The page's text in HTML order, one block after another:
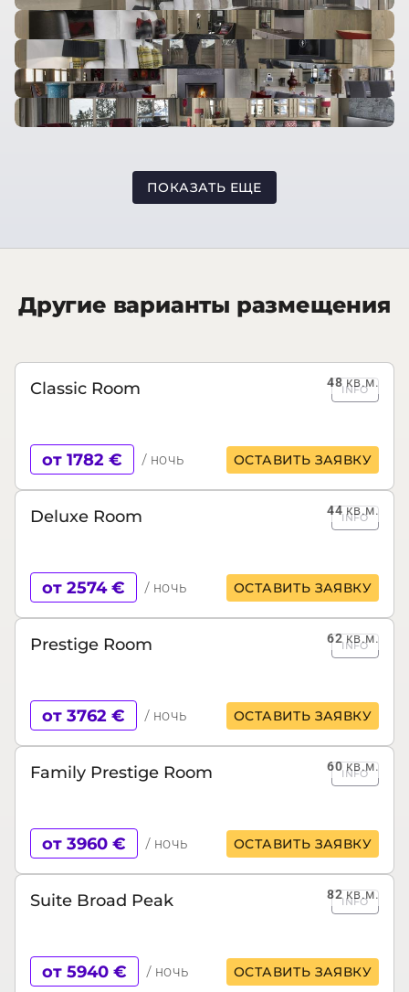
ПОКАЗАТЬ ЕЩЕ
Другие варианты размещения
48кв.м.
Classic Room INFO
от 1782 € / ночь ОСТАВИТЬ ЗАЯВКУ
44кв.м.
Deluxe Room INFO
от 2574 € / ночь ОСТАВИТЬ ЗАЯВКУ
62кв.м.
Prestige Room INFO
от 3762 € / ночь ОСТАВИТЬ ЗАЯВКУ
60кв.м.
Family Prestige Room INFO
от 3960 € / ночь ОСТАВИТЬ ЗАЯВКУ
82кв.м.
Suite Broad Peak INFO
от 5940 € / ночь ОСТАВИТЬ ЗАЯВКУ